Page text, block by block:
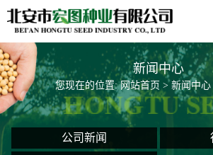
新闻中心
您现在的位置:网站首页 >新闻中心
公司新闻